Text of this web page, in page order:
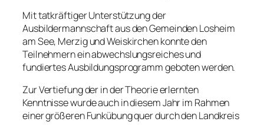
Mit tatkräftiger Unterstützung der
Ausbildermannschaft aus den Gemeinden Losheim
am See, Merzig und Weiskirchen konnte den
Teilnehmern ein abwechslungsreiches und
fundiertes Ausbildungsprogramm geboten werden.
Zur Vertiefung der in der Theorie erlernten
Kenntnisse wurde auch in diesem Jahr im Rahmen
einer größeren Funkübung quer durch den Landkreis